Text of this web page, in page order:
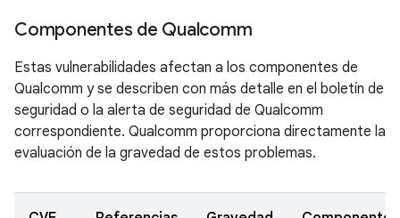
Componentes de Qualcomm
Estas vulnerabilidades afectan a los componentes de
Qualcomm y se describen con más detalle en el boletín de
seguridad o la alerta de seguridad de Qualcomm
correspondiente. Qualcomm proporciona directamente la
evaluación de la gravedad de estos problemas.